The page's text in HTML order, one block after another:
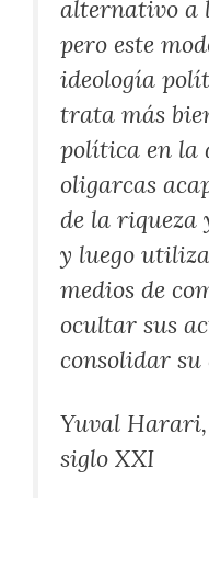
alternativo a
pero este
ideología
trata más
política en la
oligarcas
de la riqueza
y luego
medios de
ocultar sus
consolidar
Yuval Harari,
siglo XXI